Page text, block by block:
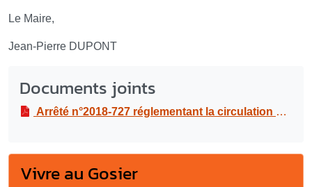
Le Maire,
Jean-Pierre DUPONT
Documents joints
Arrêté n°2018-727 réglementant la circulation à l’occasion de l’aquathlon des jeunes et xs de la ligue de triathlon le dimanche 10 juin 2018
Vivre au Gosier